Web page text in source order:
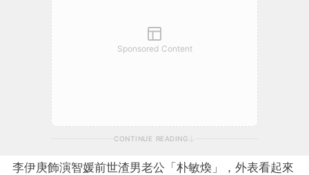
Sponsored Content
CONTINUE READING
李伊庚飾演智媛前世渣男老公「朴敏煥」，外表看起來